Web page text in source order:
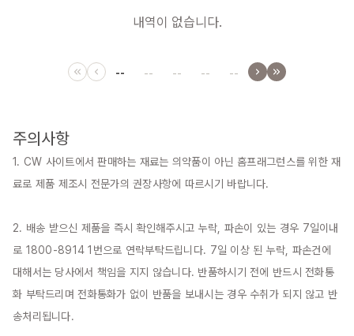
내역이 없습니다.
-- -- -- -- --
주의사항
1. CW 사이트에서 판매하는 재료는 의약품이 아닌 홈프래그런스를 위한 재
료로 제품 제조시 전문가의 권장사항에 따르시기 바랍니다.
2. 배송 받으신 제품을 즉시 확인해주시고 누락, 파손이 있는 경우 7일이내
로 1800-8914 1번으로 연락부탁드립니다. 7일 이상 된 누락, 파손건에
대해서는 당사에서 책임을 지지 않습니다. 반품하시기 전에 반드시 전화통
화 부탁드리며 전화통화가 없이 반품을 보내시는 경우 수취가 되지 않고 반
송처리됩니다.